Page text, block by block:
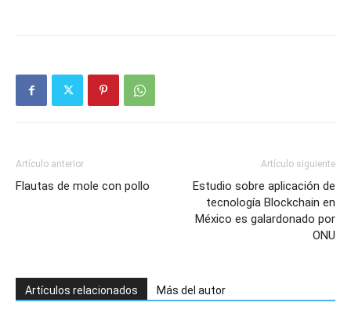
Artículo anterior
Flautas de mole con pollo
Artículo siguiente
Estudio sobre aplicación de
tecnología Blockchain en
México es galardonado por
ONU
Artículos relacionados Más del autor